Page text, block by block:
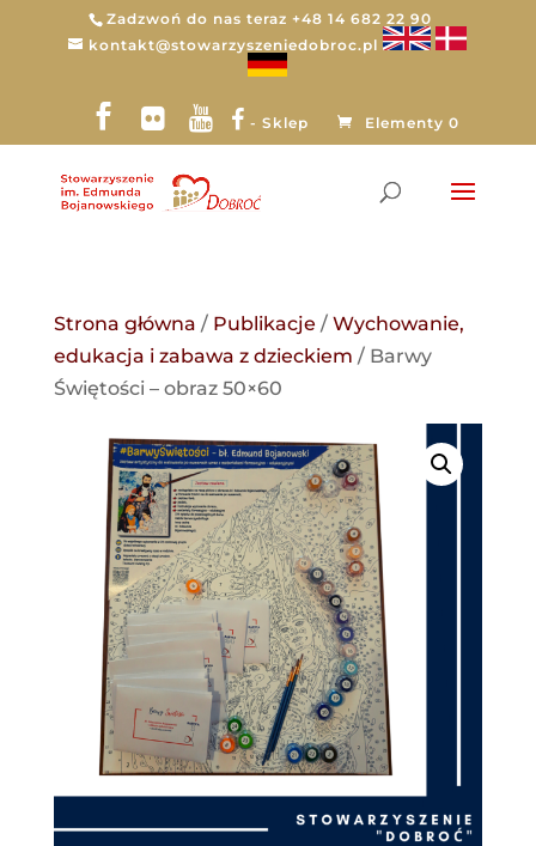
Zadzwoń do nas teraz +48 14 682 22 90
kontakt@stowarzyszeniedobroc.pl
- Sklep Elementy 0
Strona główna / Publikacje / Wychowanie,
edukacja i zabawa z dzieckiem / Barwy
Świętości – obraz 50×60